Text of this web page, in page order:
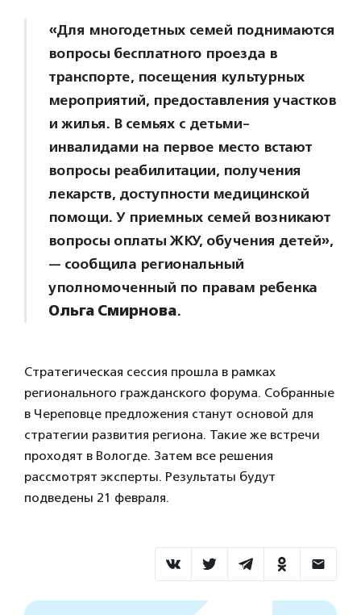
«Для многодетных семей поднимаются
вопросы бесплатного проезда в
транспорте, посещения культурных
мероприятий, предоставления участков
и жилья. В семьях с детьми-
инвалидами на первое место встают
вопросы реабилитации, получения
лекарств, доступности медицинской
помощи. У приемных семей возникают
вопросы оплаты ЖКУ, обучения детей»,
— сообщила региональный
уполномоченный по правам ребенка
Ольга Смирнова.
Стратегическая сессия прошла в рамках
регионального гражданского форума. Собранные
в Череповце предложения станут основой для
стратегии развития региона. Такие же встречи
проходят в Вологде. Затем все решения
рассмотрят эксперты. Результаты будут
подведены 21 февраля.